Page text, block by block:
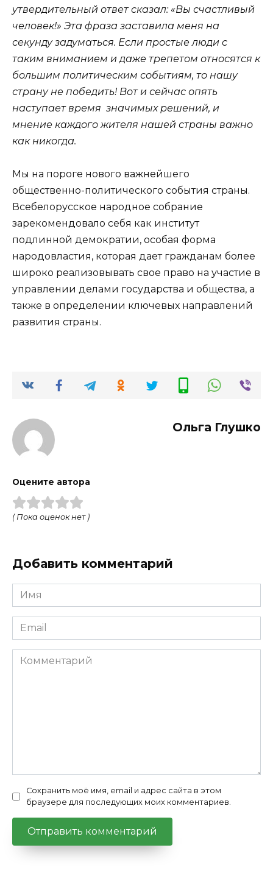
утвердительный ответ сказал: «Вы счастливый
человек!» Эта фраза заставила меня на
секунду задуматься. Если простые люди с
таким вниманием и даже трепетом относятся к
большим политическим событиям, то нашу
страну не победить! Вот и сейчас опять
наступает время значимых решений, и
мнение каждого жителя нашей страны важно
как никогда.
Мы на пороге нового важнейшего
общественно-политического события страны.
Всебелорусское народное собрание
зарекомендовало себя как институт
подлинной демократии, особая форма
народовластия, которая дает гражданам более
широко реализовывать свое право на участие в
управлении делами государства и общества, а
также в определении ключевых направлений
развития страны.
Ольга Глушко
Оцените автора
( Пока оценок нет )
Добавить комментарий
Имя
*
Email
*
Комментарий
Сохранить моё имя, email и адрес сайта в этом
браузере для последующих моих комментариев.